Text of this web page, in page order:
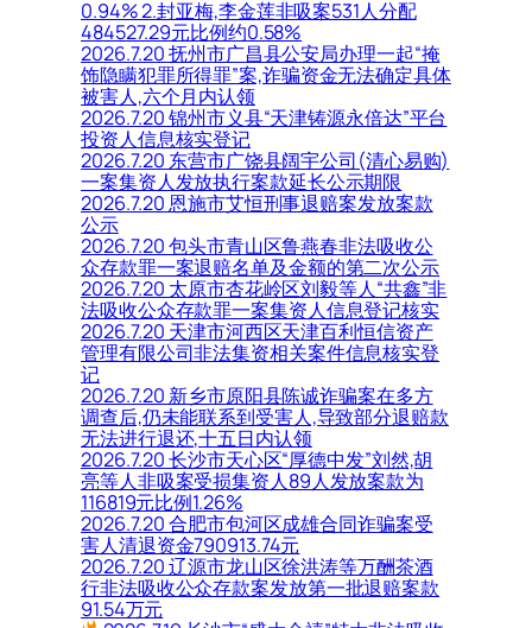
0.94% 2.封亚梅,李金莲非吸案531人分配
484527.29元比例约0.58%
2026.7.20 抚州市广昌县公安局办理一起“掩
饰隐瞒犯罪所得罪”案,诈骗资金无法确定具体
被害人,六个月内认领
2026.7.20 锦州市义县“天津铸源永倍达”平台
投资人信息核实登记
2026.7.20 东营市广饶县阔宇公司(清心易购)
一案集资人发放执行案款延长公示期限
2026.7.20 恩施市艾恒刑事退赔案发放案款
公示
2026.7.20 包头市青山区鲁燕春非法吸收公
众存款罪一案退赔名单及金额的第二次公示
2026.7.20 太原市杏花岭区刘毅等人“共鑫”非
法吸收公众存款罪一案集资人信息登记核实
2026.7.20 天津市河西区天津百利恒信资产
管理有限公司非法集资相关案件信息核实登
记
2026.7.20 新乡市原阳县陈诚诈骗案在多方
调查后,仍未能联系到受害人,导致部分退赔款
无法进行退还,十五日内认领
2026.7.20 长沙市天心区“厚德中发”刘然,胡
亮等人非吸案受损集资人89人发放案款为
116819元比例1.26%
2026.7.20 合肥市包河区成雄合同诈骗案受
害人清退资金790913.74元
2026.7.20 辽源市龙山区徐洪涛等万酬茶酒
行非法吸收公众存款案发放第一批退赔案款
91.54万元